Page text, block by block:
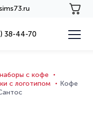
38-44-70
с кофе
с логотипом
Кофе